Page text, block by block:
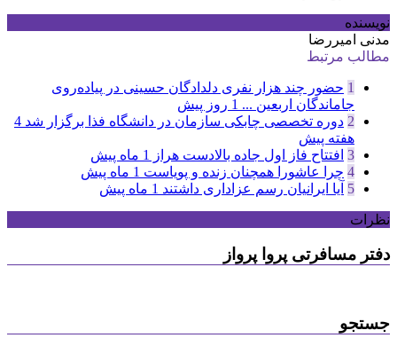
نویسنده
مدنی امیررضا
مطالب مرتبط
1 حضور چند هزار نفری دلدادگان حسینی در پیاده‌روی
جاماندگان اربعین ... 1 روز پیش
2 دوره تخصصی چابکی سازمان در دانشگاه فذا برگزار شد 4
هفته پیش
3 افتتاح فاز اول جاده بالادست هراز
1 ماه پیش
4 چرا عاشورا همچنان زنده و پویاست 1 ماه پیش
5 آیا ایرانیان رسم عزاداری داشتند 1 ماه پیش
نظرات
دفتر مسافرتی پروا پرواز
جستجو